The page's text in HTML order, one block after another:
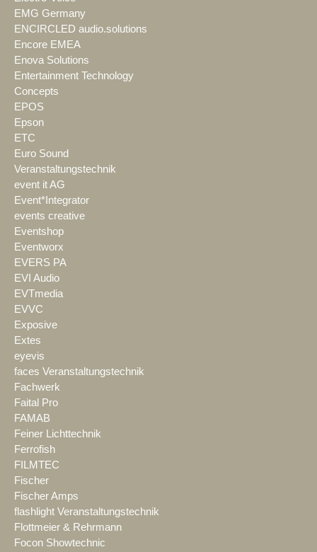
EMG Germany
ENCIRCLED audio.solutions
Encore EMEA
Enova Solutions
Entertainment Technology
Concepts
EPOS
Epson
ETC
Euro Sound
Veranstaltungstechnik
event it AG
Event*Integrator
events creative
Eventshop
Eventworx
EVERS PA
EVI Audio
EVTmedia
EVVC
Exposive
Extes
eyevis
faces Veranstaltungstechnik
Fachwerk
Faital Pro
FAMAB
Feiner Lichttechnik
Ferrofish
FILMTEC
Fischer
Fischer Amps
flashlight Veranstaltungstechnik
Flottmeier & Rehrmann
Focon Showtechnic